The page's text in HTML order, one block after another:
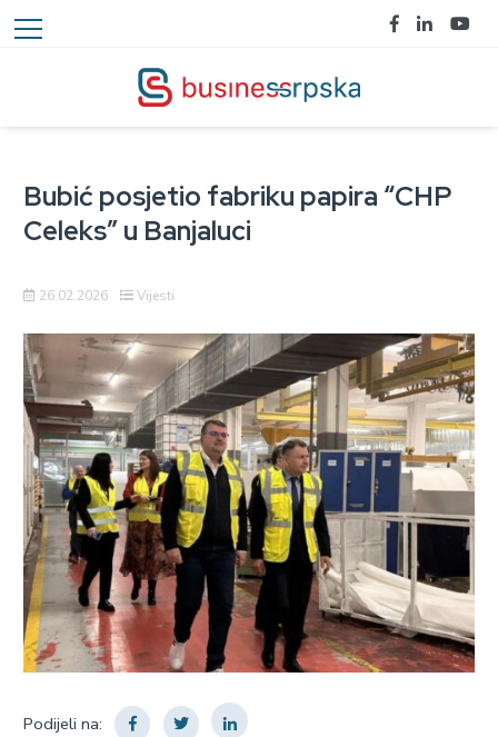
Bubić posjetio fabriku papira “CHP
Celeks” u Banjaluci
26.02.2026 Vijesti
Podijeli na: